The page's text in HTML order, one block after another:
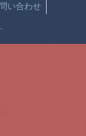
い合わせ